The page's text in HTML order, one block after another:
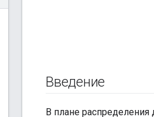
Введение
В плане распределения